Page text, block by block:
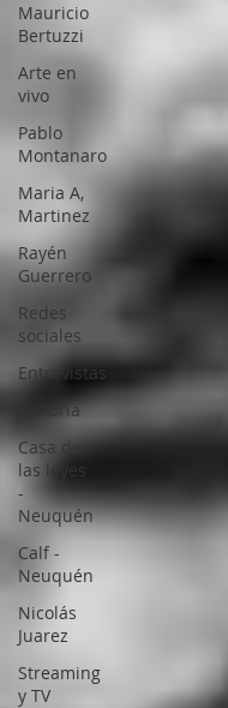
Mauricio
Bertuzzi
Arte en
vivo
Pablo
Montanaro
Maria A,
Martinez
Rayén
Guerrero
Redes
sociales
Entrevistas
Historia
Casa de
las leyes
-
Neuquén
Calf -
Neuquén
Nicolás
Juarez
Streaming
y TV